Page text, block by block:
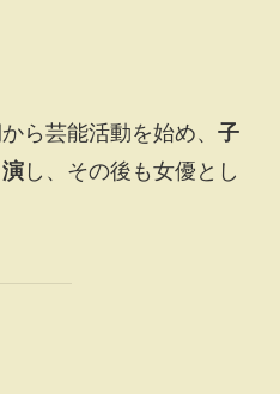
ら芸能活動を始め、 子
し、その後も女優とし